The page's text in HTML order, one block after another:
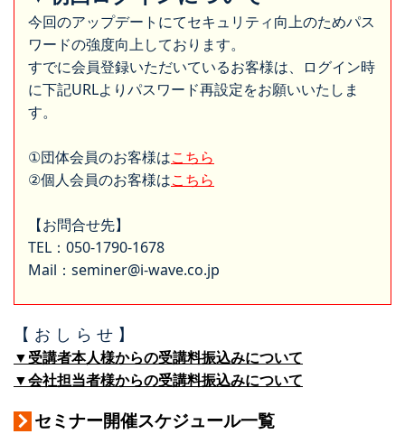
今回のアップデートにてセキュリティ向上のためパス
ワードの強度向上しております。
すでに会員登録いただいているお客様は、ログイン時
に下記URLよりパスワード再設定をお願いいたしま
す。
①団体会員のお客様はこちら
②個人会員のお客様はこちら
【お問合せ先】
TEL：050-1790-1678
Mail：seminer@i-wave.co.jp
【 お し ら せ 】
▼受講者本人様からの受講料振込みについて
▼会社担当者様からの受講料振込みについて
セミナー開催スケジュール一覧